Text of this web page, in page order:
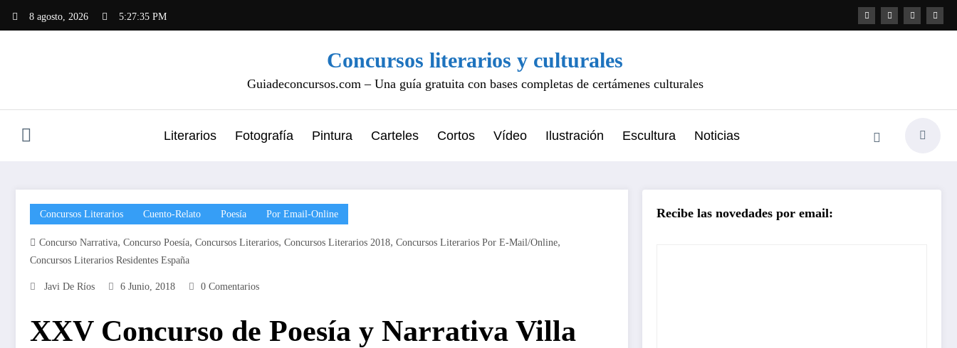
8 agosto, 2026 5:27:36 PM
Concursos literarios y culturales
Guiadeconcursos.com – Una guía gratuita con bases completas de certámenes culturales
Literarios Fotografía Pintura Carteles Cortos Vídeo Ilustración Escultura Noticias
Concursos Literarios Cuento-Relato Poesía Por Email-Online
Concurso Narrativa, Concurso Poesía, Concursos Literarios, Concursos Literarios 2018, Concursos Literarios Por E-Mail/online,
Concursos Literarios Residentes España
Javi De Ríos 6 Junio, 2018 0 Comentarios
XXV Concurso de Poesía y Narrativa Villa
Recibe las novedades por email: